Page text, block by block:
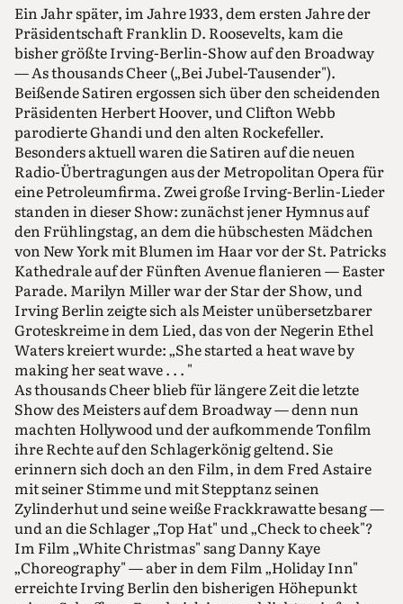
Ein Jahr später, im Jahre 1933, dem ersten Jahre der
Präsidentschaft Franklin D. Roosevelts, kam die
bisher größte Irving-Berlin-Show auf den Broadway
— As thousands Cheer („Bei Jubel-Tausender").
Beißende Satiren ergossen sich über den scheidenden
Präsidenten Herbert Hoover, und Clifton Webb
parodierte Ghandi und den alten Rockefeller.
Besonders aktuell waren die Satiren auf die neuen
Radio-Übertragungen aus der Metropolitan Opera für
eine Petroleumfirma. Zwei große Irving-Berlin-Lieder
standen in dieser Show: zunächst jener Hymnus auf
den Frühlingstag, an dem die hübschesten Mädchen
von New York mit Blumen im Haar vor der St. Patricks
Kathedrale auf der Fünften Avenue flanieren — Easter
Parade. Marilyn Miller war der Star der Show, und
Irving Berlin zeigte sich als Meister unübersetzbarer
Groteskreime in dem Lied, das von der Negerin Ethel
Waters kreiert wurde: „She started a heat wave by
making her seat wave . . . "
As thousands Cheer blieb für längere Zeit die letzte
Show des Meisters auf dem Broadway — denn nun
machten Hollywood und der aufkommende Tonfilm
ihre Rechte auf den Schlagerkönig geltend. Sie
erinnern sich doch an den Film, in dem Fred Astaire
mit seiner Stimme und mit Stepptanz seinen
Zylinderhut und seine weiße Frackkrawatte besang —
und an die Schlager „Top Hat" und „Check to cheek"?
Im Film „White Christmas" sang Danny Kaye
„Choreography" — aber in dem Film „Holiday Inn"
erreichte Irving Berlin den bisherigen Höhepunkt